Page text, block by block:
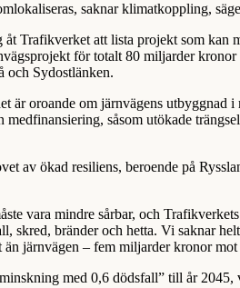
saknar klimatkoppling,
Trafikverket att lista projekt som kan
för totalt 80 miljarder kronor
och Sydostlänken.
är oroande om järnvägens utbyggnad
såsom utökade
av ökad resiliens, beroende på
vara mindre sårbar, och
skred, bränder och hetta. Vi saknar
än järnvägen – fem miljarder kronor
med 0,6 dödsfall” till år 2045,